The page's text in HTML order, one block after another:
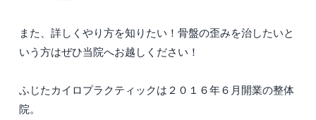
また、詳しくやり方を知りたい！骨盤の歪みを治したいと
いう方はぜひ当院へお越しください！
ふじたカイロプラクティックは２０１６年６月開業の整体
院。